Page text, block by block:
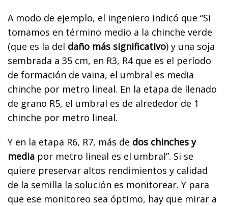
A modo de ejemplo, el ingeniero indicó que “Si
tomamos en término medio a la chinche verde
(que es la del daño más significativo) y una soja
sembrada a 35 cm, en R3, R4 que es el período
de formación de vaina, el umbral es media
chinche por metro lineal. En la etapa de llenado
de grano R5, el umbral es de alrededor de 1
chinche por metro lineal.
Y en la etapa R6, R7, más de dos chinches y
media por metro lineal es el umbral”. Si se
quiere preservar altos rendimientos y calidad
de la semilla la solución es monitorear. Y para
que ese monitoreo sea óptimo, hay que mirar a